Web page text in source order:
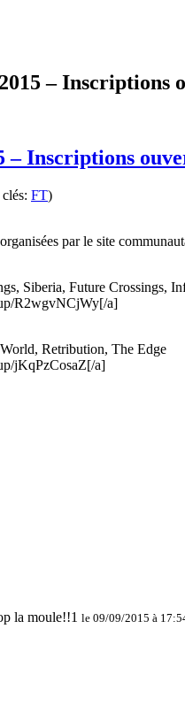
– Inscriptions
– Inscriptions
FT)
par le site
Siberia, Future Crossings,
R2wgvNCjWy[/a]
Retribution, The Edge
jKqPzCosaZ[/a]
le 09/09/2015 à